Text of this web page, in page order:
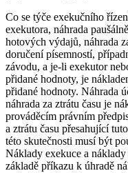
Co se týče exekučního
exekutora, náhrada
hotových výdajů, náhrada
doručení písemností,
závodu, a je-li exekutor
přidané hodnoty, je
přidané hodnoty. Náhrada
náhrada za ztrátu času je
prováděcím právním
a ztrátu času přesahující
této skutečnosti musí být
Náklady exekuce a
základě příkazu k úhradě